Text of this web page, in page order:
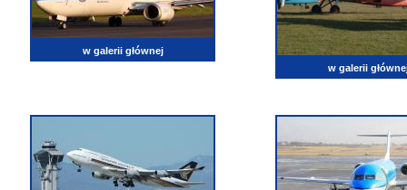
w galerii głównej
w galerii